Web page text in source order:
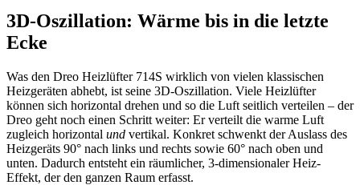
3D-Oszillation: Wärme bis in die letzte
Ecke
Was den Dreo Heizlüfter 714S wirklich von vielen klassischen
Heizgeräten abhebt, ist seine 3D-Oszillation. Viele Heizlüfter
können sich horizontal drehen und so die Luft seitlich verteilen – der
Dreo geht noch einen Schritt weiter: Er verteilt die warme Luft
zugleich horizontal und vertikal. Konkret schwenkt der Auslass des
Heizgeräts 90° nach links und rechts sowie 60° nach oben und
unten. Dadurch entsteht ein räumlicher, 3-dimensionaler Heiz-
Effekt, der den ganzen Raum erfasst.